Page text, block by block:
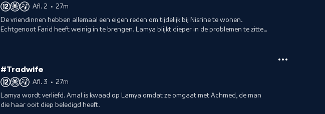
Afl. 2 • 27m
De vriendinnen hebben allemaal een eigen reden om tijdelijk bij Nisrine te wonen.
Echtgenoot Farid heeft weinig in te brengen. Lamya blijkt dieper in de problemen te zitten
#Tradwife
Afl. 3 • 27m
Lamya wordt verliefd. Amal is kwaad op Lamya omdat ze omgaat met Achmed, de man
die haar ooit diep beledigd heeft.